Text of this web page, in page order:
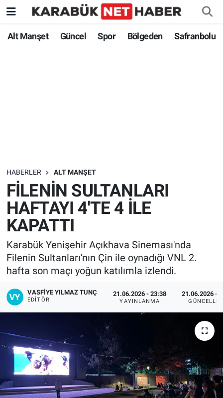
Alt Manşet Güncel Spor Bölgeden Safranbolu
HABERLER ALT MANŞET
FİLENİN SULTANLARI
HAFTAYI 4'TE 4 İLE
KAPATTI
Karabük Yenişehir Açıkhava Sineması'nda
Filenin Sultanları'nın Çin ile oynadığı VNL 2.
hafta son maçı yoğun katılımla izlendi.
VASFIYE YILMAZ TUNÇ
EDITÖR
21.06.2026 - 23:38
YAYINLANMA
21.06.2026 -